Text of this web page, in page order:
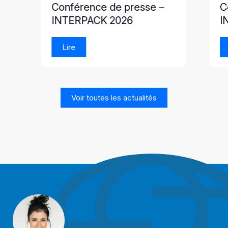
Conférence de presse –
INTERPACK 2026
Lire
Voir toutes les actualités